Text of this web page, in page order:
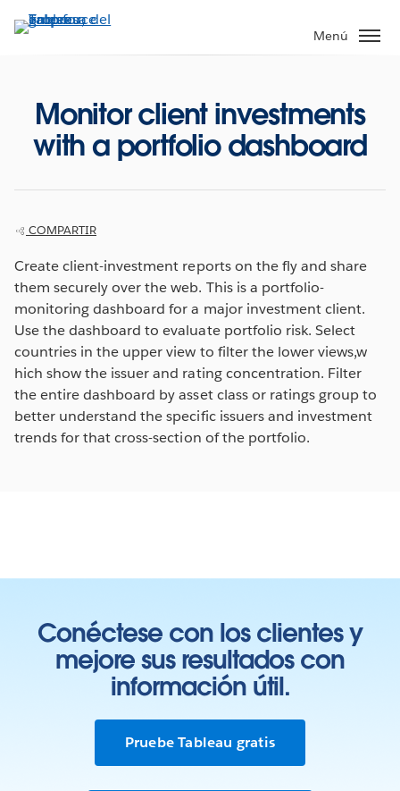
Menú
Monitor client investments
with a portfolio dashboard
COMPARTIR
Create client-investment reports on the fly and share
them securely over the web. This is a portfolio-
monitoring dashboard for a major investment client.
Use the dashboard to evaluate portfolio risk. Select
countries in the upper view to filter the lower views,w
hich show the issuer and rating concentration. Filter
the entire dashboard by asset class or ratings group to
better understand the specific issuers and investment
trends for that cross-section of the portfolio.
Conéctese con los clientes y
mejore sus resultados con
información útil.
Pruebe Tableau gratis